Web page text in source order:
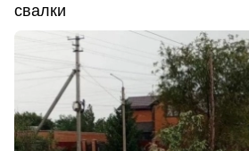
свалки